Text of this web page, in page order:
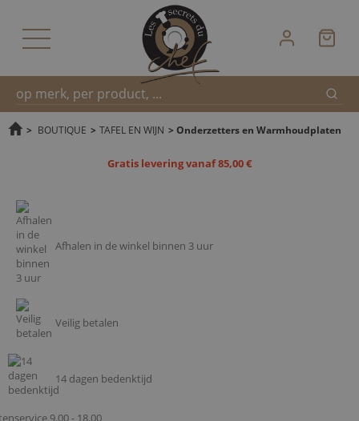
Snel
> BOUTIQUE > TAFEL EN WIJN > Onderzetters en Warmhoudplaten
Gratis levering vanaf 85,00 €
Afhalen in de winkel binnen 3 uur
Veilig betalen
14 dagen bedenktijd